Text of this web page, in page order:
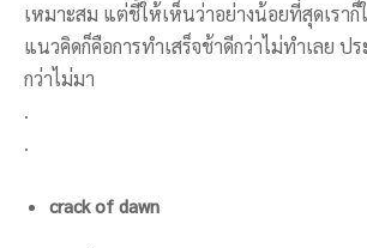
เหมาะสม แต่ชี้ให้เห็นว่าอย่างน้อยที่สุดเราก็
แนวคิดก็คือการทำเสร็จช้าดีกว่าไม่ทำเลย ป
กว่าไม่มา
.
.
crack of dawn